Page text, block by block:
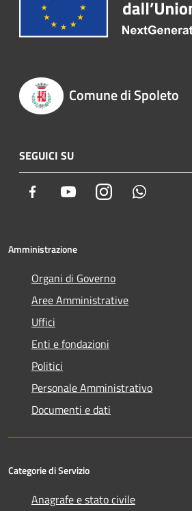
Comune di Spoleto
SEGUICI SU
Facebook YoutubeInstagram
Amministrazione
Organi di Governo
Aree Amministrative
Uffici
Enti e fondazioni
Politici
Personale Amministrativo
Documenti e dati
Categorie di Servizio
Anagrafe e stato civile